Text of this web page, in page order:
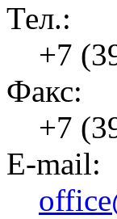
Тел.:
+7
Факс:
+7
E-mail: